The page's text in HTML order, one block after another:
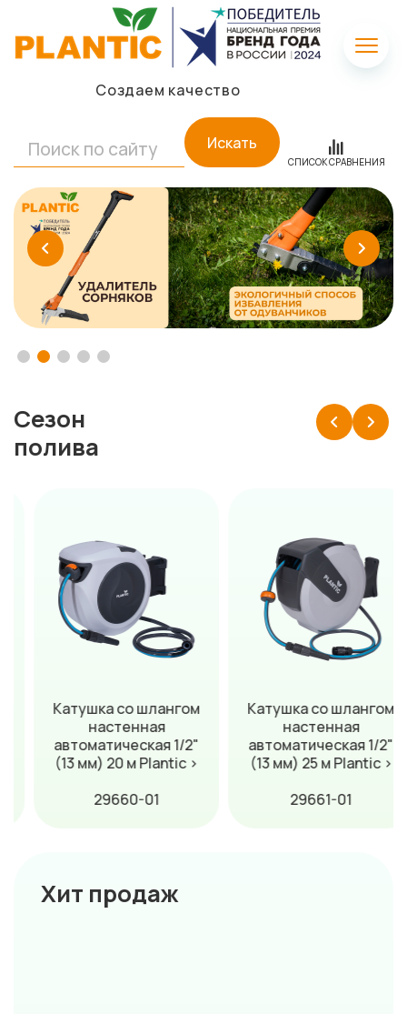
Создаем качество
Искать
СПИСОК СРАВНЕНИЯ
Сезон
полива
Катушка со шлангом
настенная
автоматическая 1/2"
(13 мм) 20 м Plantic ›
29660-01
Катушка со шлангом
настенная
автоматическая 1/2"
(13 мм) 25 м Plantic ›
29661-01
Хит продаж